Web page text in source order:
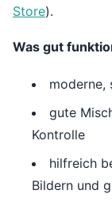
Store).
Was gut
moderne,
gute
Kontrolle
hilfreich
Bildern und